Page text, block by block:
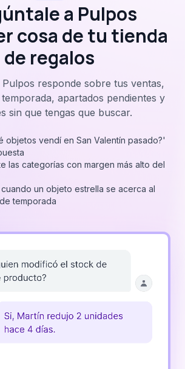
a Pulpos
cosa de tu tienda
de regalos
Pulpos responde sobre tus ventas,
apartados pendientes y
sin que tengas que buscar.
objetos vendí en San Valentín pasado?'
las categorías con margen más alto del
un objeto estrella se acerca al
temporada